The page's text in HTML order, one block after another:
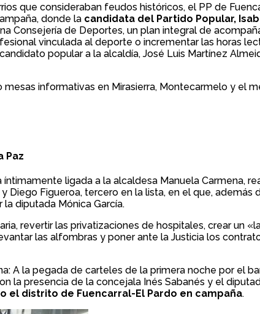
que consideraban feudos históricos, el PP de
donde la candidata del Partido Popular,
Consejería de Deportes, un plan integral de
vinculada al deporte o incrementar las horas
popular a la alcaldía, José Luis Martínez
informativas en Mirasierra, Montecarmelo y el
Paz
íntimamente ligada a la alcaldesa Manuela Carmena,
Diego Figueroa, tercero en la lista, en el que,
la diputada Mónica García.
revertir las privatizaciones de hospitales, crear un
las alfombras y poner ante la Justicia los
A la pegada de carteles de la primera noche por el
la presencia de la concejala Inés Sabanés y el
el distrito de Fuencarral-El Pardo en campaña.